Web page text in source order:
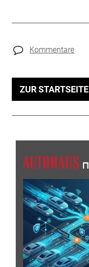
Kommentare
ZUR STARTSEITE